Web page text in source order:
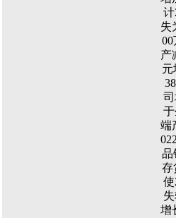
失
产
元
端
品
存
增